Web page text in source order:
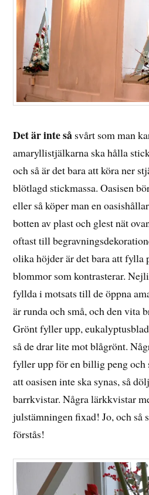
Det är inte så svårt som man
amaryllistjälkarna ska hålla
och så är det bara att köra ner
blötlagd stickmassa. Oasisen
eller så köper man en
botten av plast och glest nät
oftast till
olika höjder är det bara att fylla
blommor som kontrasterar.
fyllda i motsats till de öppna
är runda och små, och den vita
Grönt fyller upp,
så de drar lite mot blågrönt.
fyller upp för en billig peng och
att oasisen inte ska synas, så
barrkvistar. Några lärkkvistar
julstämningen fixad! Jo, och så
förstås!